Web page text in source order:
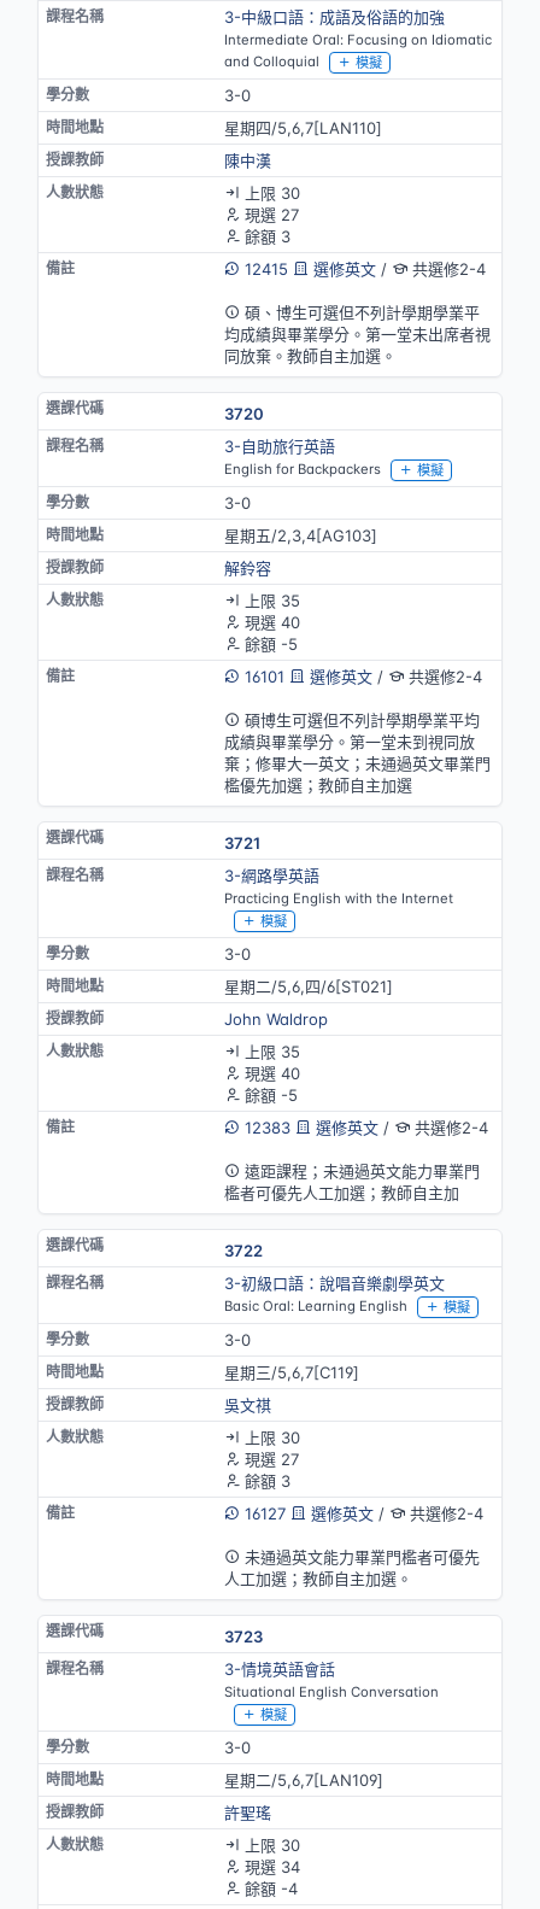
3-中級口語：成語及俗語的加強
Intermediate Oral: Focusing on Idiomatic
and Colloquial
模擬
3-0
星期四/5,6,7[LAN110]
陳中漢
上限 30
現選 27
餘額 3
12415
選修英文/ 共選修2-4
碩、博生可選但不列計學期學業平
均成績與畢業學分。第一堂未出席者視
同放棄。教師自主加選。
3720
3-自助旅行英語
English for Backpackers 模擬
3-0
星期五/2,3,4[AG103]
解鈴容
上限 35
現選 40
餘額 -5
16101
選修英文/ 共選修2-4
碩博生可選但不列計學期學業平均
成績與畢業學分。第一堂未到視同放
棄；修畢大一英文；未通過英文畢業門
檻優先加選；教師自主加選
3721
3-網路學英語
Practicing English with the Internet
模擬
3-0
星期二/5,6,四/6[ST021]
John Waldrop
上限 35
現選 40
餘額 -5
12383
選修英文/ 共選修2-4
遠距課程；未通過英文能力畢業門
檻者可優先人工加選；教師自主加
3722
3-初級口語：說唱音樂劇學英文
Basic Oral: Learning English 模擬
3-0
星期三/5,6,7[C119]
吳文祺
上限 30
現選 27
餘額 3
16127
選修英文/ 共選修2-4
未通過英文能力畢業門檻者可優先
人工加選；教師自主加選。
3723
3-情境英語會話
Situational English Conversation
模擬
3-0
星期二/5,6,7[LAN109]
許聖瑤
上限 30
現選 34
餘額 -4